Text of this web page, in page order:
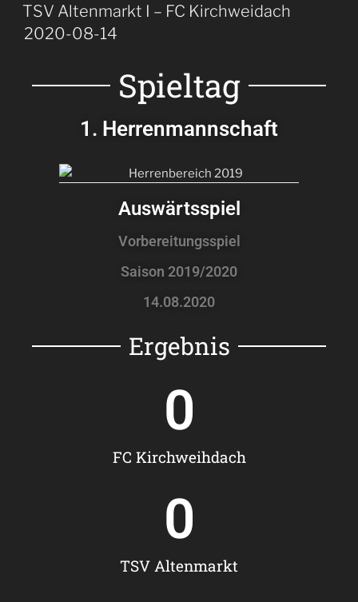
TSV Altenmarkt I – FC Kirchweidach
2020-08-14
Spieltag
1. Herrenmannschaft
Auswärtsspiel
Vorbereitungsspiel
Saison 2019/2020
14.08.2020
Ergebnis
FC Kirchweihdach
0
TSV Altenmarkt
0